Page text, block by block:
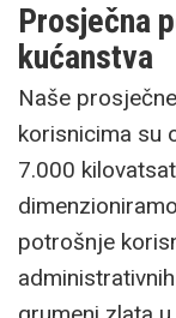
Prosječna
kućanstva
Naše
korisnicima su
7.000
potrošnje